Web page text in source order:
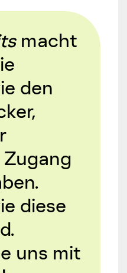
macht
den
diese
uns mit